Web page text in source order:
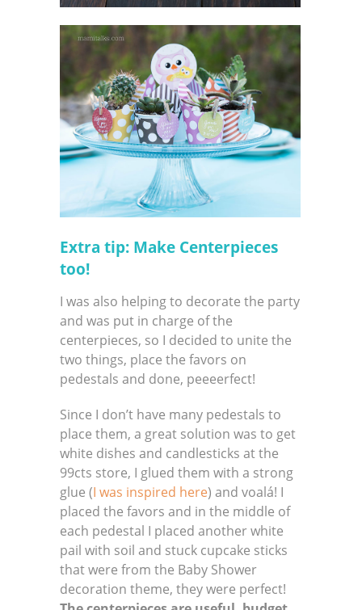
Extra tip: Make Centerpieces
too!
I was also helping to decorate the party
and was put in charge of the
centerpieces, so I decided to unite the
two things, place the favors on
pedestals and done, peeeerfect!
Since I don’t have many pedestals to
place them, a great solution was to get
white dishes and candlesticks at the
99cts store, I glued them with a strong
glue (I was inspired here) and voalá! I
placed the favors and in the middle of
each pedestal I placed another white
pail with soil and stuck cupcake sticks
that were from the Baby Shower
decoration theme, they were perfect!